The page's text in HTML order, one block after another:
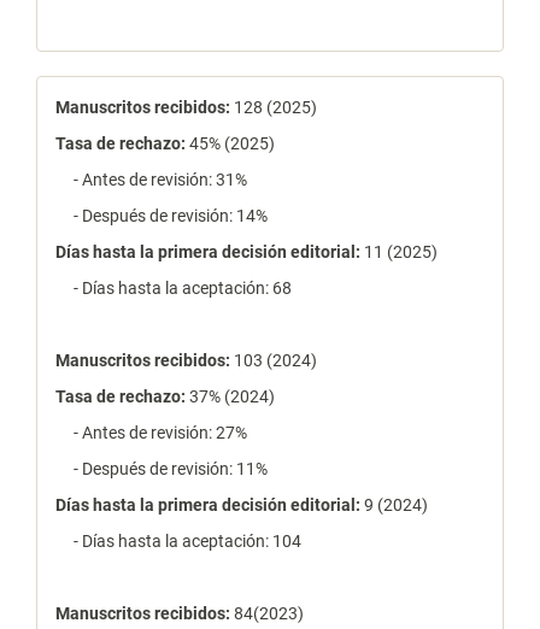
estadísticas
Manuscritos recibidos: 128 (2025)
Tasa de rechazo: 45% (2025)
- Antes de revisión: 31%
- Después de revisión: 14%
Días hasta la primera decisión editorial: 11 (2025)
- Días hasta la aceptación: 68
Manuscritos recibidos: 103 (2024)
Tasa de rechazo: 37% (2024)
- Antes de revisión: 27%
- Después de revisión: 11%
Días hasta la primera decisión editorial: 9 (2024)
- Días hasta la aceptación: 104
Manuscritos recibidos: 84(2023)